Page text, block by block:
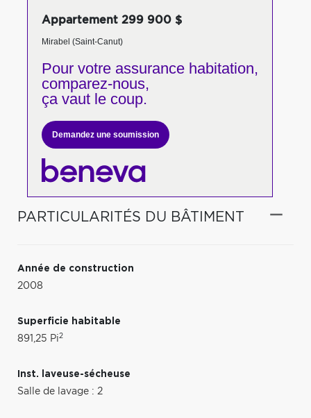
Appartement 299 900 $
Mirabel (Saint-Canut)
Pour votreassurance habitation,
comparez-nous,
ça vaut le coup.
Demandez une soumission
PARTICULARITÉS DU BÂTIMENT
Année de construction
2008
Superficie habitable
891,25 Pi2
Inst. laveuse-sécheuse
Salle de lavage : 2